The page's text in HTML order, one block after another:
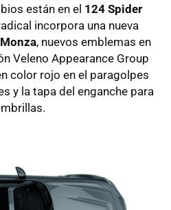
están en el 124 Spider
incorpora una nueva
, nuevos emblemas en
Veleno Appearance Group
color rojo en el paragolpes
y la tapa del enganche para